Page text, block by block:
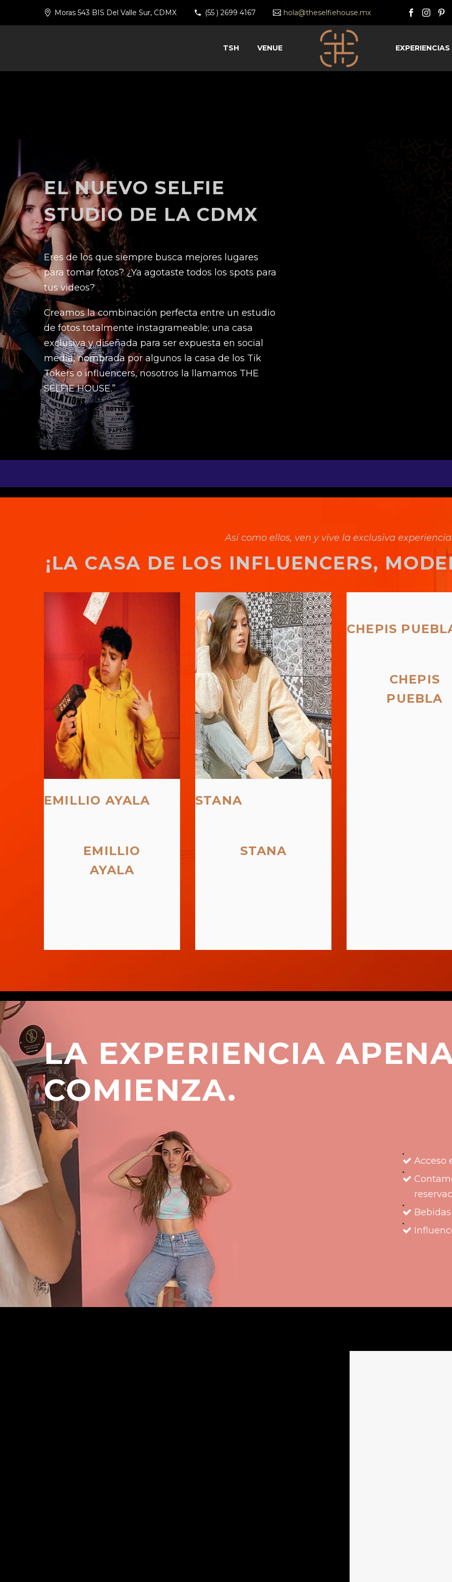
Moras 543 BIS Del Valle Sur, CDMX (55 ) 2699 4167 hola@theselfiehouse.mx
TSH VENUE EXPERIENCIAS
EL NUEVO SELFIE
STUDIO DE LA CDMX
Eres de los que siempre busca mejores lugares
para tomar fotos? ¿Ya agotaste todos los spots para
tus videos?
Creamos la combinación perfecta entre un estudio
de fotos totalmente instagrameable; una casa
exclusiva y diseñada para ser expuesta en social
media, nombrada por algunos la casa de los Tik
Tokers o influencers, nosotros la llamamos THE
SELFIE HOUSE.”
Así como ellos, ven y vive la exclusiva
¡LA CASA DE LOS INFLUENCERS,
EMILLIO AYALA
EMILLIO
AYALA
STANA
STANA
CHEPIS
CHEPIS
PUEBLA
LA EXPERIENCIA
COMIENZA.
Acceso